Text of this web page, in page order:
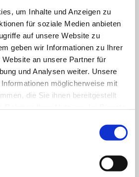
um Inhalte und Anzeigen zu
für soziale Medien anbieten
auf unsere Website zu
geben wir Informationen zu Ihrer
an unsere Partner für
und Analysen weiter. Unsere
möglicherweise mit
die Sie ihnen bereitgestellt
13.2
Mundpflege
7,82 €
13.3
7,82 €
7,82 €